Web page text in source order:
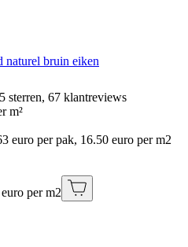
bruin eiken
sterren, 67 klantreviews
m²
euro per pak, 16.50 euro per m2
per m2